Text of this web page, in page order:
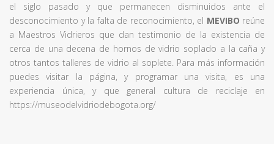
el siglo pasado y que permanecen disminuidos ante el
desconocimiento y la falta de reconocimiento, el MEVIBO reúne
a Maestros Vidrieros que dan testimonio de la existencia de
cerca de una decena de hornos de vidrio soplado a la caña y
otros tantos talleres de vidrio al soplete. Para más información
puedes visitar la página, y programar una visita, es una
experiencia única, y que general cultura de reciclaje en
https://museodelvidriodebogota.org/